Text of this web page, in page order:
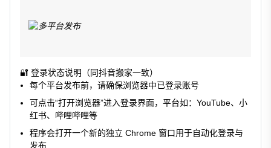
🔐 登录状态说明（同抖音搬家一致）
每个平台发布前，请确保浏览器中已登录账号
可点击“打开浏览器”进入登录界面，平台如：YouTube、小
红书、哔哩哔哩等
程序会打开一个新的独立 Chrome 窗口用于自动化登录与
发布